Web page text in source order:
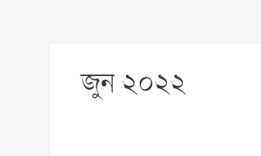
জুন ২০২২